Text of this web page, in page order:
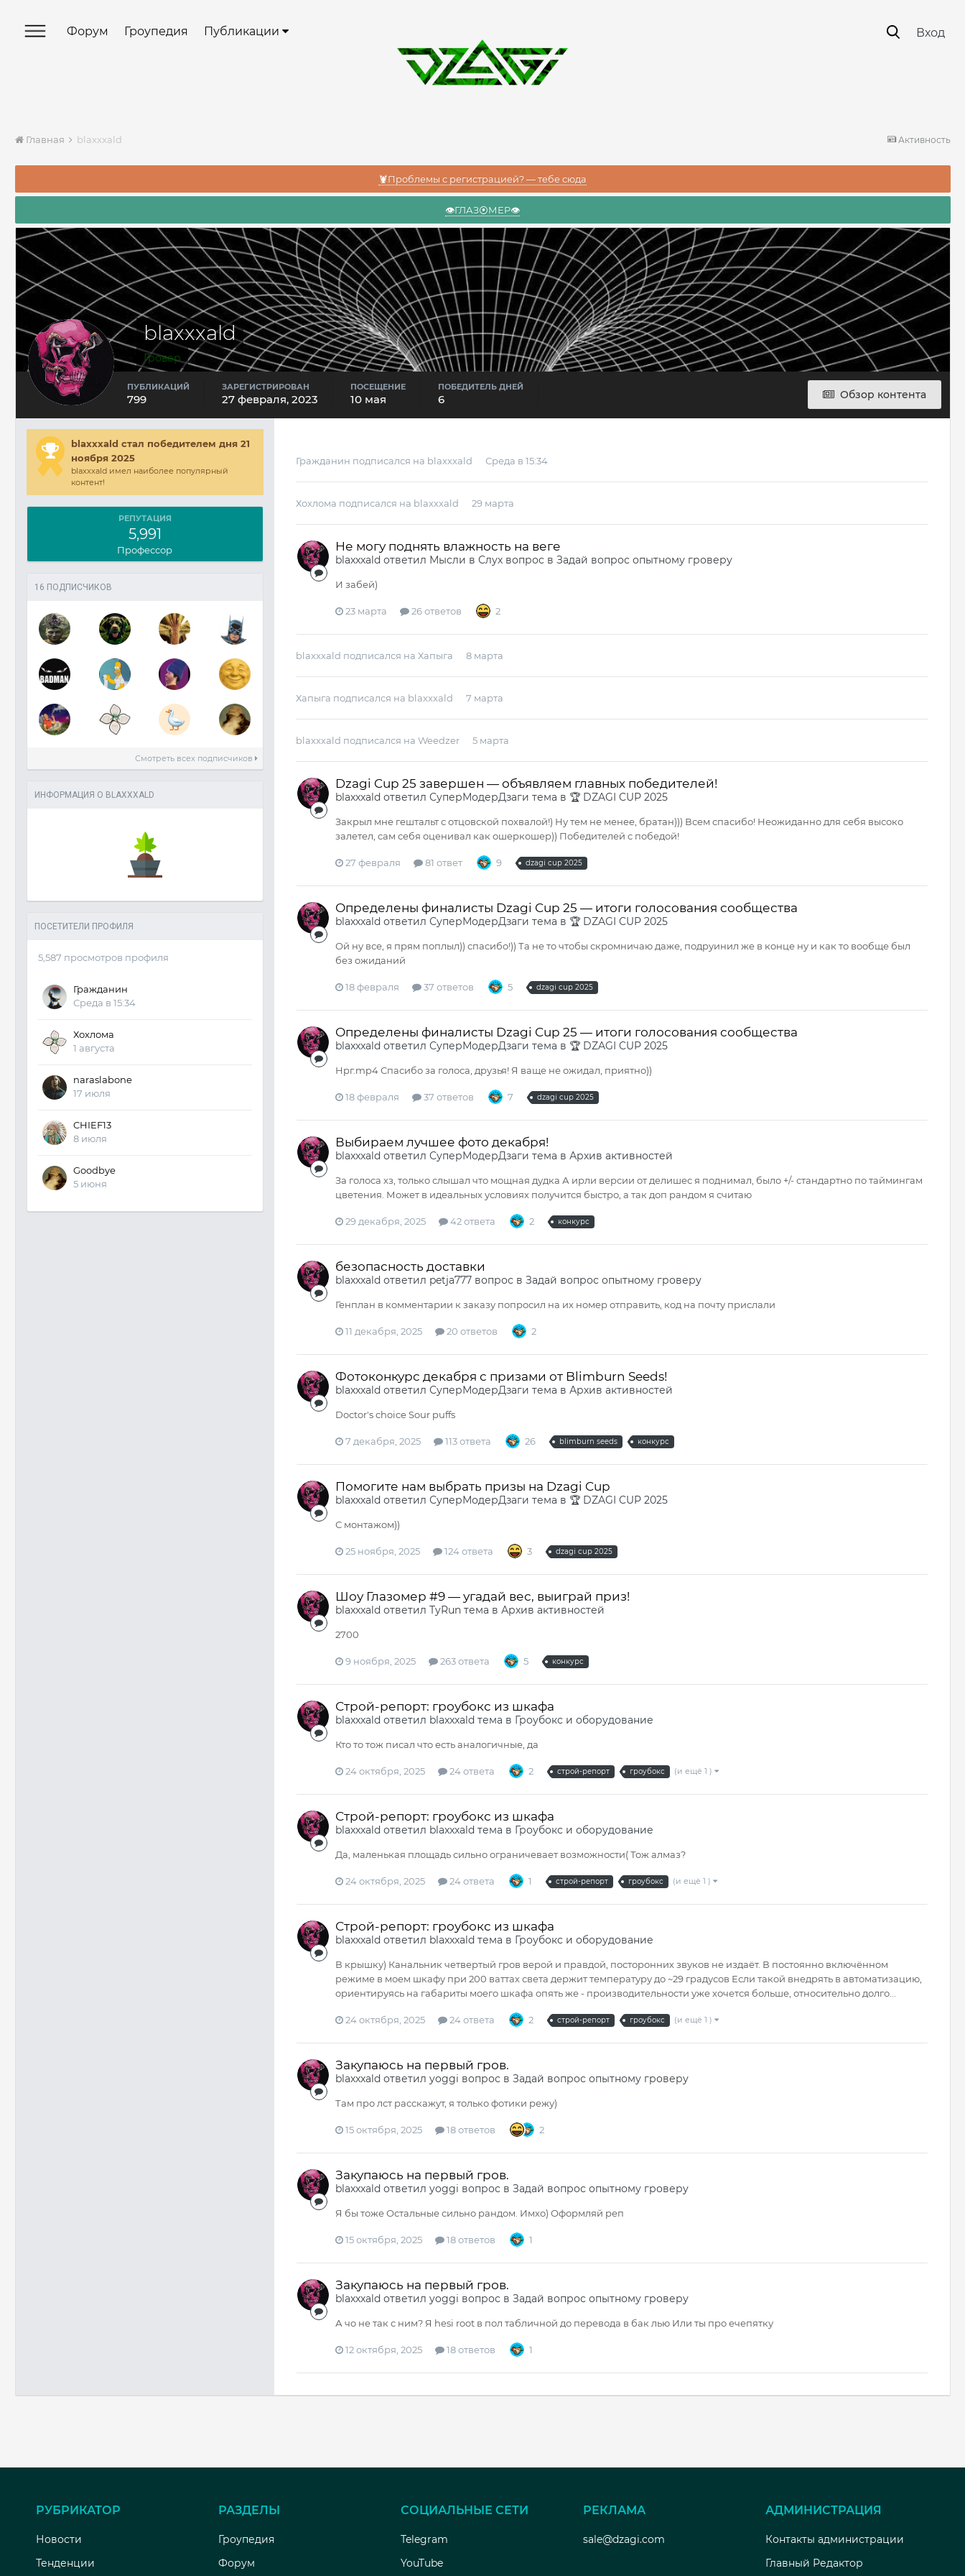
Форум Гроупедия Публикации Вход
Активность
Главная blaxxxald
🦞Проблемы с регистрацией? — тебе сюда
👁️ГЛАЗ⦿МЕР👁️
blaxxxald
Гровер
Обзор контента
ПУБЛИКАЦИЙ
799
ЗАРЕГИСТРИРОВАН
27 февраля, 2023
ПОСЕЩЕНИЕ
10 мая
ПОБЕДИТЕЛЬ ДНЕЙ
6
blaxxxald стал победителем дня 21
ноября 2025
blaxxxald имел наиболее популярный
контент!
РЕПУТАЦИЯ
5,991
Профессор
16 ПОДПИСЧИКОВ
Смотреть всех подписчиков
ИНФОРМАЦИЯ О BLAXXXALD
ПОСЕТИТЕЛИ ПРОФИЛЯ
5,587 просмотров профиля
Гражданин
Среда в 15:34
Хохлома
1 августа
naraslabone
17 июля
CHIEF13
8 июля
Goodbye
5 июня
Гражданин подписался на blaxxxald Среда в 15:34
Хохлома подписался на blaxxxald 29 марта
Не могу поднять влажность на веге
blaxxxald ответил Мысли в Слухвопрос в Задай вопрос опытному гроверу
И забей)
23 марта 26 ответов 2
blaxxxald подписался на Хапыга 8 марта
Хапыга подписался на blaxxxald 7 марта
blaxxxald подписался на Weedzer 5 марта
Dzagi Cup 25 завершен — объявляем главных победителей!
blaxxxald ответил СуперМодерДзаги тема в 🏆 DZAGI CUP 2025
Закрыл мне гештальт с отцовской похвалой!) Ну тем не менее, братан))) Всем спасибо! Неожиданно для себя высоко
залетел, сам себя оценивал как ошеркошер)) Победителей с победой!
27 февраля 81 ответ 9 dzagi cup 2025
Определены финалисты Dzagi Cup 25 — итоги голосования сообщества
blaxxxald ответил СуперМодерДзаги тема в 🏆 DZAGI CUP 2025
Ой ну все, я прям поплыл)) спасибо!)) Та не то чтобы скромничаю даже, подруинил же в конце ну и как то вообще был
без ожиданий
18 февраля 37 ответов 5 dzagi cup 2025
Определены финалисты Dzagi Cup 25 — итоги голосования сообщества
blaxxxald ответил СуперМодерДзаги тема в 🏆 DZAGI CUP 2025
Нрг.mp4 Спасибо за голоса, друзья! Я ваще не ожидал, приятно))
18 февраля 37 ответов 7 dzagi cup 2025
Выбираем лучшее фото декабря!
blaxxxald ответил СуперМодерДзаги тема в Архив активностей
За голоса хз, только слышал что мощная дудка А ирли версии от делишес я поднимал, было +/- стандартно по таймингам
цветения. Может в идеальных условиях получится быстро, а так доп рандом я считаю
29 декабря, 2025 42 ответа 2 конкурс
безопасность доставки
blaxxxald ответил petja777вопрос в Задай вопрос опытному гроверу
Генплан в комментарии к заказу попросил на их номер отправить, код на почту прислали
11 декабря, 2025 20 ответов 2
Фотоконкурс декабря с призами от Blimburn Seeds!
blaxxxald ответил СуперМодерДзаги тема в Архив активностей
Doctor's choice Sour puffs
7 декабря, 2025 113 ответа 26 blimburn seeds конкурс
Помогите нам выбрать призы на Dzagi Cup
blaxxxald ответил СуперМодерДзаги тема в 🏆 DZAGI CUP 2025
С монтажом))
25 ноября, 2025 124 ответа 3 dzagi cup 2025
Шоу Глазомер #9 — угадай вес, выиграй приз!
blaxxxald ответил TyRunтема в Архив активностей
2700
9 ноября, 2025 263 ответа 5 конкурс
Строй-репорт: гроубокс из шкафа
blaxxxald ответил blaxxxald тема в Гроубокс и оборудование
Кто то тож писал что есть аналогичные, да
24 октября, 2025 24 ответа 2 строй-репорт гроубокс (и ещё 1 )
Строй-репорт: гроубокс из шкафа
blaxxxald ответил blaxxxald тема в Гроубокс и оборудование
Да, маленькая площадь сильно ограничевает возможности( Тож алмаз?
24 октября, 2025 24 ответа 1 строй-репорт гроубокс (и ещё 1 )
Строй-репорт: гроубокс из шкафа
blaxxxald ответил blaxxxald тема в Гроубокс и оборудование
В крышку) Канальник четвертый гров верой и правдой, посторонних звуков не издаёт. В постоянно включённом
режиме в моем шкафу при 200 ваттах света держит температуру до ~29 градусов Если такой внедрять в автоматизацию,
ориентируясь на габариты моего шкафа опять же - производительности уже хочется больше, относительно долго...
24 октября, 2025 24 ответа 2 строй-репорт гроубокс (и ещё 1 )
Закупаюсь на первый гров.
blaxxxald ответил yoggi вопрос в Задай вопрос опытному гроверу
Там про лст расскажут, я только фотики режу)
15 октября, 2025 18 ответов 2
Закупаюсь на первый гров.
blaxxxald ответил yoggi вопрос в Задай вопрос опытному гроверу
Я бы тоже Остальные сильно рандом. Имхо) Оформляй реп
15 октября, 2025 18 ответов 1
Закупаюсь на первый гров.
blaxxxald ответил yoggi вопрос в Задай вопрос опытному гроверу
А чо не так с ним? Я hesi root в пол табличной до перевода в бак лью Или ты про ечепятку
12 октября, 2025 18 ответов 1
РУБРИКАТОР
Новости
Тенденции
РАЗДЕЛЫ
Гроупедия
Форум
СОЦИАЛЬНЫЕ СЕТИ
Telegram
YouTube
РЕКЛАМА
sale@dzagi.com
АДМИНИСТРАЦИЯ
Контакты администрации
Главный Редактор